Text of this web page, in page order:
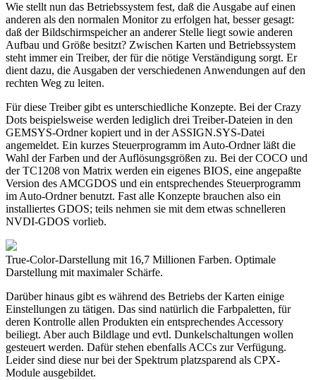
Wie stellt nun das Betriebssystem fest, daß die Ausgabe auf einen
anderen als den normalen Monitor zu erfolgen hat, besser gesagt:
daß der Bildschirmspeicher an anderer Stelle liegt sowie anderen
Aufbau und Größe besitzt? Zwischen Karten und Betriebssystem
steht immer ein Treiber, der für die nötige Verständigung sorgt. Er
dient dazu, die Ausgaben der verschiedenen Anwendungen auf den
rechten Weg zu leiten.
Für diese Treiber gibt es unterschiedliche Konzepte. Bei der Crazy
Dots beispielsweise werden lediglich drei Treiber-Dateien in den
GEMSYS-Ordner kopiert und in der ASSIGN.SYS-Datei
angemeldet. Ein kurzes Steuerprogramm im Auto-Ordner läßt die
Wahl der Farben und der Auflösungsgrößen zu. Bei der COCO und
der TC1208 von Matrix werden ein eigenes BIOS, eine angepaßte
Version des AMCGDOS und ein entsprechendes Steuerprogramm
im Auto-Ordner benutzt. Fast alle Konzepte brauchen also ein
installiertes GDOS; teils nehmen sie mit dem etwas schnelleren
NVDI-GDOS vorlieb.
True-Color-Darstellung mit 16,7 Millionen Farben. Optimale
Darstellung mit maximaler Schärfe.
Darüber hinaus gibt es während des Betriebs der Karten einige
Einstellungen zu tätigen. Das sind natürlich die Farbpaletten, für
deren Kontrolle allen Produkten ein entsprechendes Accessory
beiliegt. Aber auch Bildlage und evtl. Dunkelschaltungen wollen
gesteuert werden. Dafür stehen ebenfalls ACCs zur Verfügung.
Leider sind diese nur bei der Spektrum platzsparend als CPX-
Module ausgebildet.